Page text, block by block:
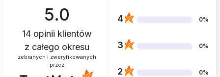
5.0
14 opinii klientów
z całego okresu
zebranych i zweryfikowanych
przez
4 0%
3 0%
2 0%